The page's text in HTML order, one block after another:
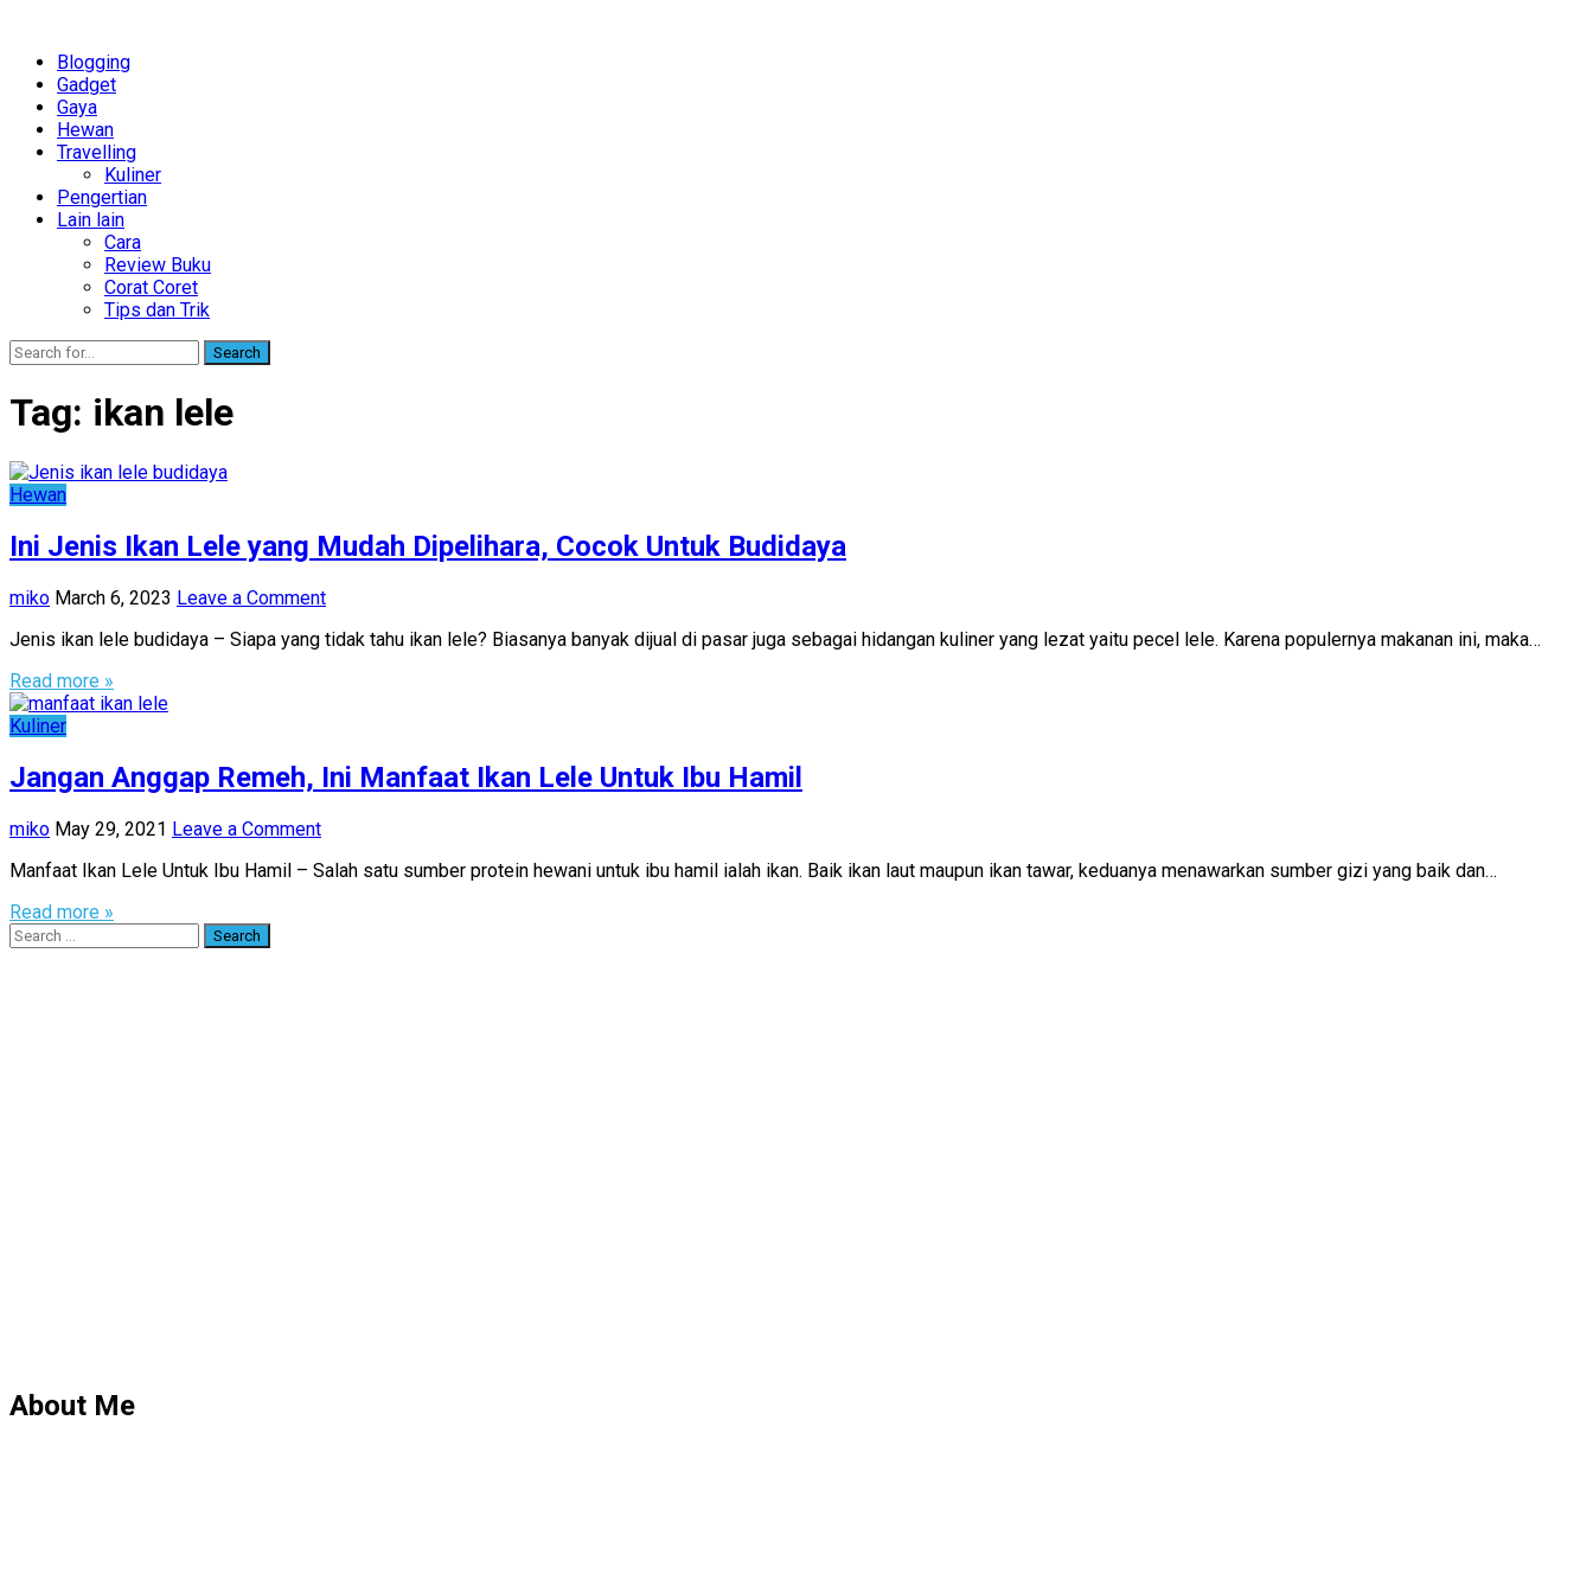
Blogging
Gadget
Gaya
Hewan
Travelling
Kuliner
Pengertian
Lain lain
Cara
Review Buku
Corat Coret
Tips dan Trik
Search
Tag: ikan lele
Hewan
Ini Jenis Ikan Lele yang Mudah Dipelihara, Cocok Untuk Budidaya
miko March 6, 2023 Leave a Comment
Jenis ikan lele budidaya – Siapa yang tidak tahu ikan lele? Biasanya banyak dijual di pasar juga sebagai hidangan kuliner yang lezat yaitu pecel lele. Karena populernya makanan ini, maka…
Read more »
Kuliner
Jangan Anggap Remeh, Ini Manfaat Ikan Lele Untuk Ibu Hamil
miko May 29, 2021 Leave a Comment
Manfaat Ikan Lele Untuk Ibu Hamil – Salah satu sumber protein hewani untuk ibu hamil ialah ikan. Baik ikan laut maupun ikan tawar, keduanya menawarkan sumber gizi yang baik dan…
Read more »
Search
for:
About Me